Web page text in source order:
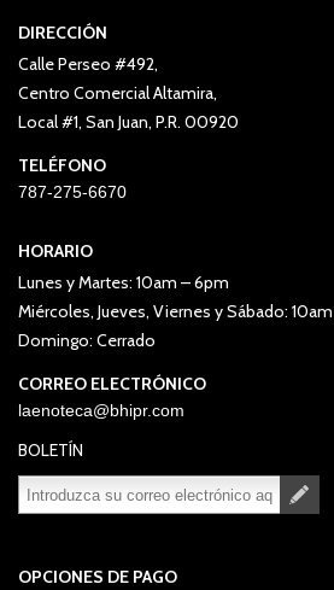
DIRECCIÓN
Calle Perseo #492,
Centro Comercial Altamira,
Local #1, San Juan, P.R. 00920
TELÉFONO
787-275-6670
HORARIO
Lunes y Martes: 10am – 6pm
Miércoles, Jueves, Viernes y Sábado:
Domingo: Cerrado
CORREO ELECTRÓNICO
laenoteca@bhipr.com
BOLETÍN
OPCIONES DE PAGO